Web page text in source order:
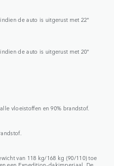
de auto is uitgerust met 22"
de auto is uitgerust met 20"
vloeistoffen en 90% brandstof.
van 118 kg/168 kg (90/110) toe